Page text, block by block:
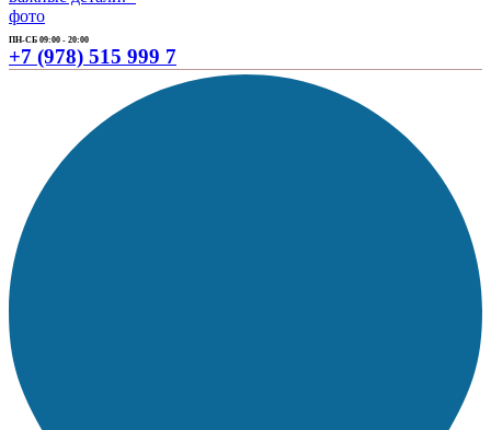
ПН-СБ 09:00 - 20:00
+7 (978) 515 999 7